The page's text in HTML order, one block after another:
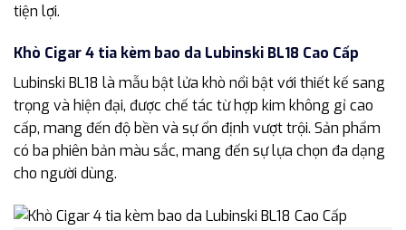
tiện lợi.
Khò Cigar 4 tia kèm bao da Lubinski BL18 Cao Cấp
Lubinski BL18 là mẫu bật lửa khò nổi bật với thiết kế sang
trọng và hiện đại, được chế tác từ hợp kim không gỉ cao
cấp, mang đến độ bền và sự ổn định vượt trội. Sản phẩm
có ba phiên bản màu sắc, mang đến sự lựa chọn đa dạng
cho người dùng.